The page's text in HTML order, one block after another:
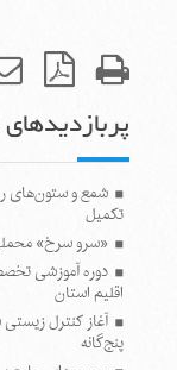
شمع و ستون‌های
تکمیل
«سرو سرخ»
دوره آموزشی
اقلیم استان
آغاز کنترل
پنج‌گانه